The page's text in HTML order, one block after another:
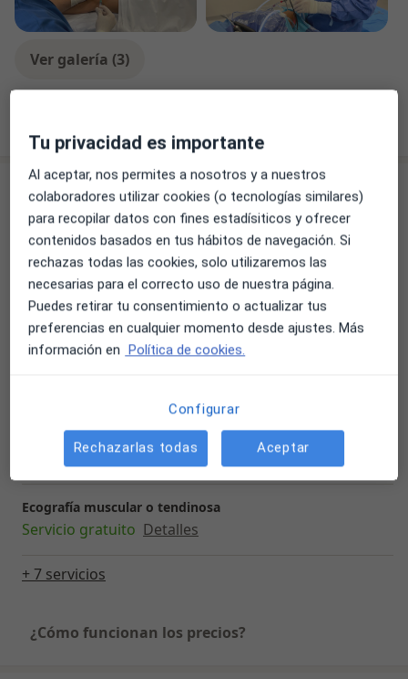
Ver galería (3)
Servicios y precios
Primera visita Traumatología y Cirugía Ortopédica
125 € Detalles
Visitas sucesivas Traumatología y Cirugía Ortopédica
60 € Detalles
Artroscopia de rodilla
Servicio gratuito Detalles
Ecografía muscular o tendinosa
Servicio gratuito Detalles
+ 7 servicios
¿Cómo funcionan los precios?
Tu privacidad es importante
Al aceptar, nos permites a nosotros y a nuestros
colaboradores utilizar cookies (o tecnologías similares)
para recopilar datos con fines estadísiticos y ofrecer
contenidos basados en tus hábitos de navegación. Si
rechazas todas las cookies, solo utilizaremos las
necesarias para el correcto uso de nuestra página.
Puedes retirar tu consentimiento o actualizar tus
preferencias en cualquier momento desde ajustes. Más
información en Política de cookies.
Configurar
Rechazarlas todas Aceptar